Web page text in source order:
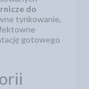
do
tynkowanie,
gotowego